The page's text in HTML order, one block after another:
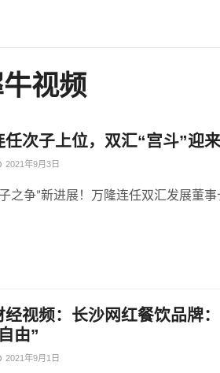
视频
任次子上位，双汇“宫斗”迎来
2021年9月3日
之争”新进展！万隆连任双汇发展董事
经视频：长沙网红餐饮品牌
由”
2021年9月1日